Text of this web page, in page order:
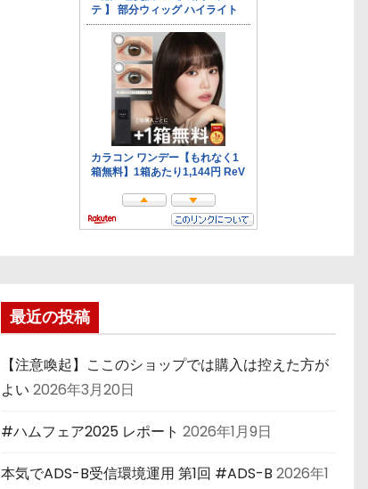
最近の投稿
【注意喚起】ここのショップでは購入は控えた方が
よい 2026年3月20日
#ハムフェア2025 レポート 2026年1月9日
本気でADS-B受信環境運用 第1回 #ADS-B 2026年1